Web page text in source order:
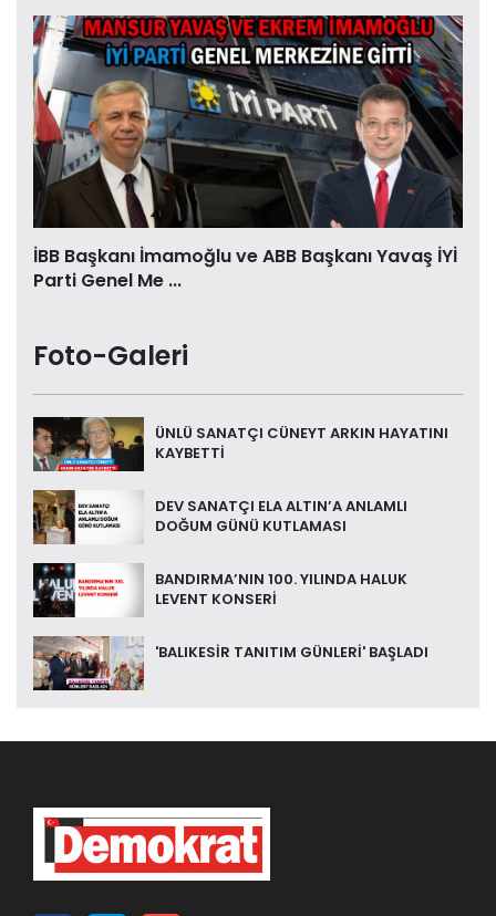
İBB Başkanı İmamoğlu ve ABB Başkanı Yavaş İYİ
Parti Genel Me ...
Foto-Galeri
ÜNLÜ SANATÇI CÜNEYT ARKIN HAYATINI
KAYBETTİ
DEV SANATÇI ELA ALTIN’A ANLAMLI
DOĞUM GÜNÜ KUTLAMASI
BANDIRMA’NIN 100. YILINDA HALUK
LEVENT KONSERİ
'BALIKESİR TANITIM GÜNLERİ' BAŞLADI